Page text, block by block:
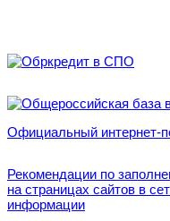
Официальный интернет-
Рекомендации по
на страницах сайтов в
информации